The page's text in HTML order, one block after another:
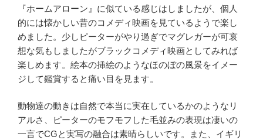
『ホームアローン』に似ている感じはしましたが、個人
的には懐かしい昔のコメディ映画を見ているようで楽し
めました。少しピーターがやり過ぎでマグレガーが可哀
想な気もしましたがブラックコメディ映画としてみれば
楽しめます。絵本の挿絵のようなほのぼの風景をイメー
ジして鑑賞すると痛い目を見ます。
動物達の動きは自然で本当に実在しているかのようなリ
アルさ、ピーターのモフモフした毛並みの表現は凄いの
一言でCGと実写の融合は素晴らしいです。また、イギリ